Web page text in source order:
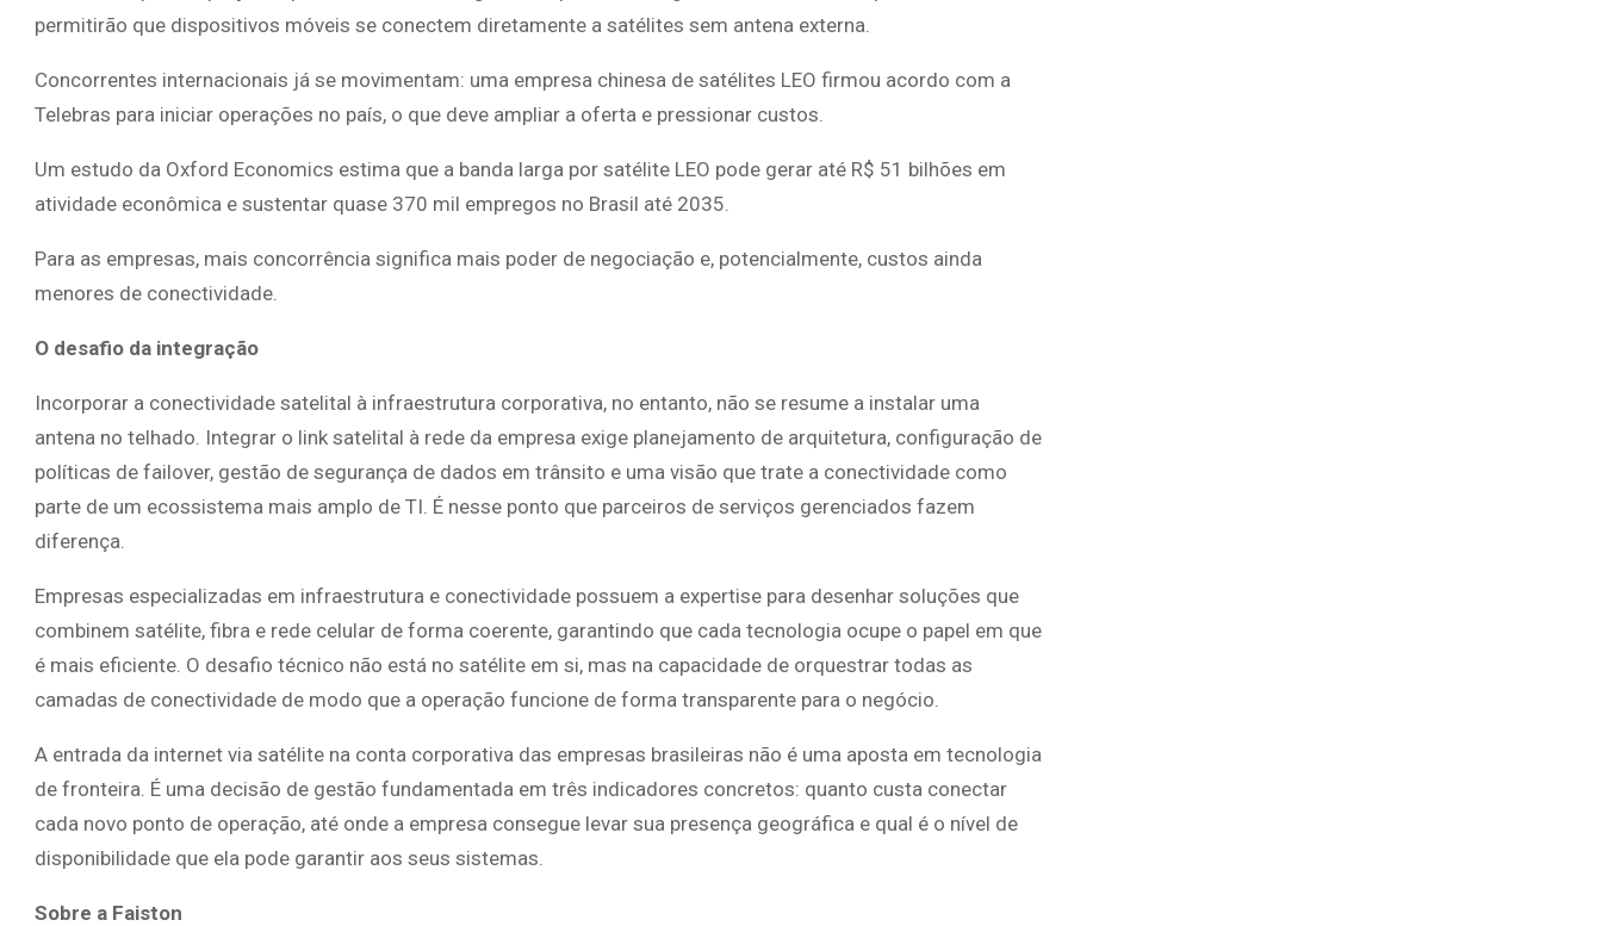
permitirão que dispositivos móveis se conectem diretamente a satélites sem antena externa.
Concorrentes internacionais já se movimentam: uma empresa chinesa de satélites LEO firmou acordo com a
Telebras para iniciar operações no país, o que deve ampliar a oferta e pressionar custos.
Um estudo da Oxford Economics estima que a banda larga por satélite LEO pode gerar até R$ 51 bilhões em
atividade econômica e sustentar quase 370 mil empregos no Brasil até 2035.
Para as empresas, mais concorrência significa mais poder de negociação e, potencialmente, custos ainda
menores de conectividade.
O desafio da integração
Incorporar a conectividade satelital à infraestrutura corporativa, no entanto, não se resume a instalar uma
antena no telhado. Integrar o link satelital à rede da empresa exige planejamento de arquitetura, configuração de
políticas de failover, gestão de segurança de dados em trânsito e uma visão que trate a conectividade como
parte de um ecossistema mais amplo de TI. É nesse ponto que parceiros de serviços gerenciados fazem
diferença.
Empresas especializadas em infraestrutura e conectividade possuem a expertise para desenhar soluções que
combinem satélite, fibra e rede celular de forma coerente, garantindo que cada tecnologia ocupe o papel em que
é mais eficiente. O desafio técnico não está no satélite em si, mas na capacidade de orquestrar todas as
camadas de conectividade de modo que a operação funcione de forma transparente para o negócio.
A entrada da internet via satélite na conta corporativa das empresas brasileiras não é uma aposta em tecnologia
de fronteira. É uma decisão de gestão fundamentada em três indicadores concretos: quanto custa conectar
cada novo ponto de operação, até onde a empresa consegue levar sua presença geográfica e qual é o nível de
disponibilidade que ela pode garantir aos seus sistemas.
Sobre a Faiston